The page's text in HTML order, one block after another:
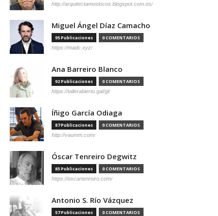
http://arquitectamoslocos.blogspot.com.es/
Miguel Ángel Díaz Camacho
95 Publicaciones 0 COMENTARIOS
https://madc.xyz/
Ana Barreiro Blanco
92 Publicaciones 0 COMENTARIOS
https://tallerabierto.gal/gl/
Íñigo García Odiaga
87 Publicaciones 0 COMENTARIOS
http://vaumm.com/
Óscar Tenreiro Degwitz
85 Publicaciones 0 COMENTARIOS
https://oscartenreiro.com/
Antonio S. Río Vázquez
57 Publicaciones 0 COMENTARIOS